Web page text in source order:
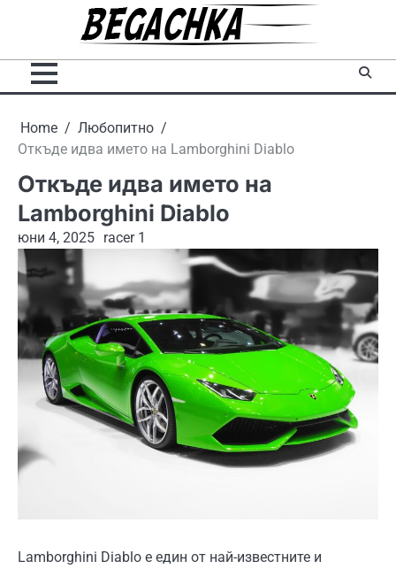
Home
Любопитно
Откъде идва името на Lamborghini Diablo
Откъде идва името на
Lamborghini Diablo
юни 4, 2025 racer 1
Lamborghini Diablo е един от най-известните и